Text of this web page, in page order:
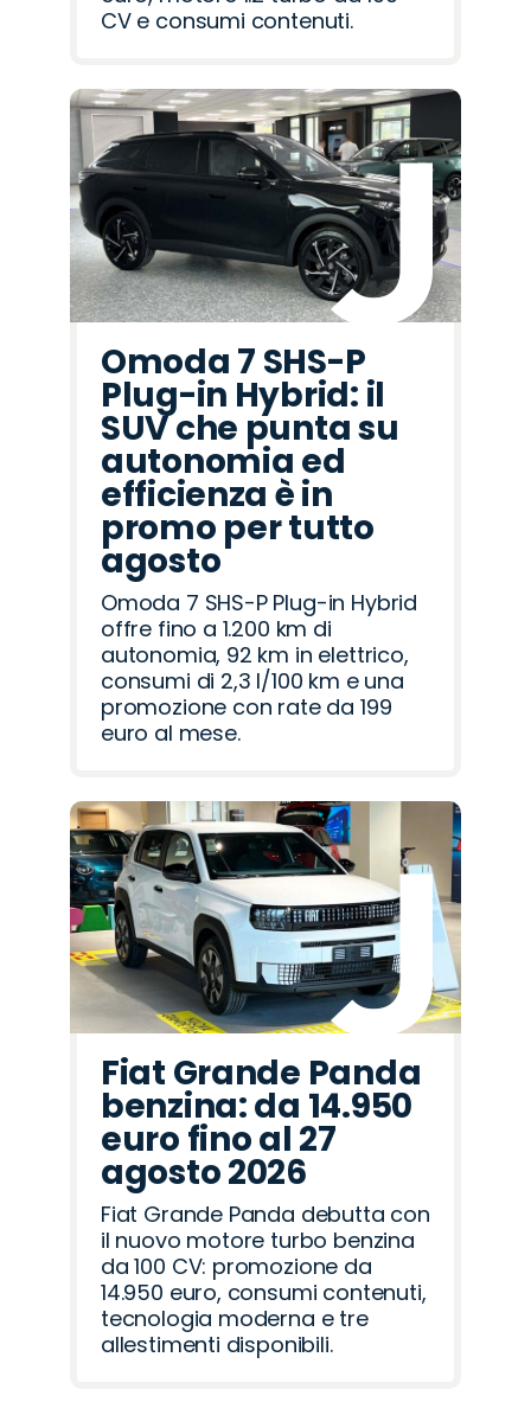
CV e consumi contenuti.
Omoda 7 SHS-P
Plug-in Hybrid: il
SUV che punta su
autonomia ed
efficienza è in
promo per tutto
agosto
Omoda 7 SHS-P Plug-in Hybrid
offre fino a 1.200 km di
autonomia, 92 km in elettrico,
consumi di 2,3 l/100 km e una
promozione con rate da 199
euro al mese.
Fiat Grande Panda
benzina: da 14.950
euro fino al 27
agosto 2026
Fiat Grande Panda debutta con
il nuovo motore turbo benzina
da 100 CV: promozione da
14.950 euro, consumi contenuti,
tecnologia moderna e tre
allestimenti disponibili.